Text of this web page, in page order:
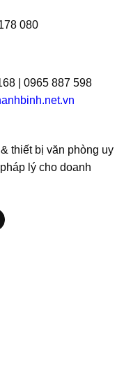
080
| 0965 887 598
thiết bị văn phòng uy
lý cho doanh